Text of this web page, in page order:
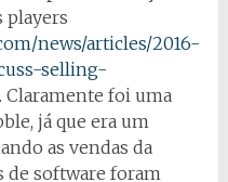
players
news/articles/2016-
selling-
Claramente foi uma
já que era um
as vendas da
de software foram